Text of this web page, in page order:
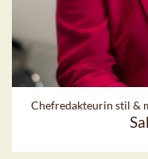
Chefredakteurin stil &